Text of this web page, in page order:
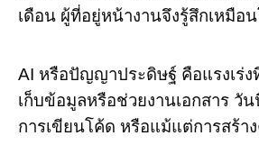
เดือน ผู้ที่อยู่หน้างานจึงรู้สึกเหมือ
AI หรือปัญญาประดิษฐ์ คือแรงเร่ง
เก็บข้อมูลหรือช่วยงานเอกสาร วั
การเขียนโค้ด หรือแม้แต่การสร้า